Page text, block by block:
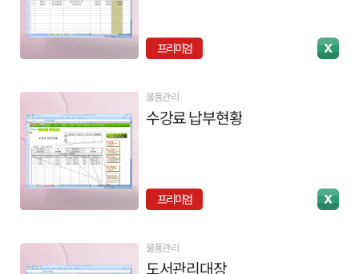
프리미엄
물품관리
수강료 납부현황
프리미엄
물품관리
도서관리대장